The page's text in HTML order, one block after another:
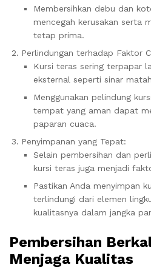
Membersihkan debu dan
mencegah kerusakan serta
tetap prima.
Perlindungan terhadap Faktor
Kursi teras sering terpapar
eksternal seperti sinar
Menggunakan pelindung
tempat yang aman dapat
paparan cuaca.
Penyimpanan yang Tepat:
Selain pembersihan dan
kursi teras juga menjadi
Pastikan Anda menyimpan
terlindungi dari elemen
kualitasnya dalam jangka
Pembersihan
Menjaga Kualitas